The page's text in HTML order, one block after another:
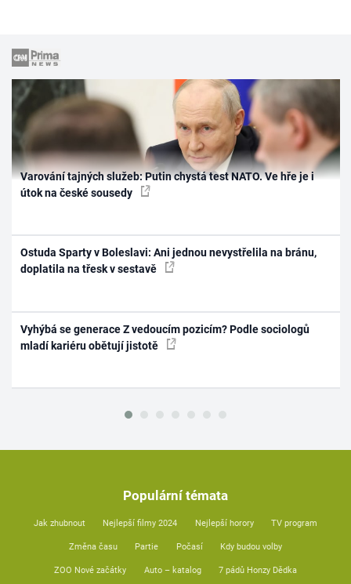
Varování tajných služeb: Putin chystá test NATO. Ve hře je i
útok na české sousedy
Ostuda Sparty v Boleslavi: Ani jednou nevystřelila na bránu,
doplatila na třesk v sestavě
Vyhýbá se generace Z vedoucím pozicím? Podle sociologů
mladí kariéru obětují jistotě
Populární témata
Jak zhubnout Nejlepší filmy 2024 Nejlepší horory TV program
Změna času Partie Počasí Kdy budou volby
ZOO Nové začátky Auto – katalog 7 pádů Honzy Dědka